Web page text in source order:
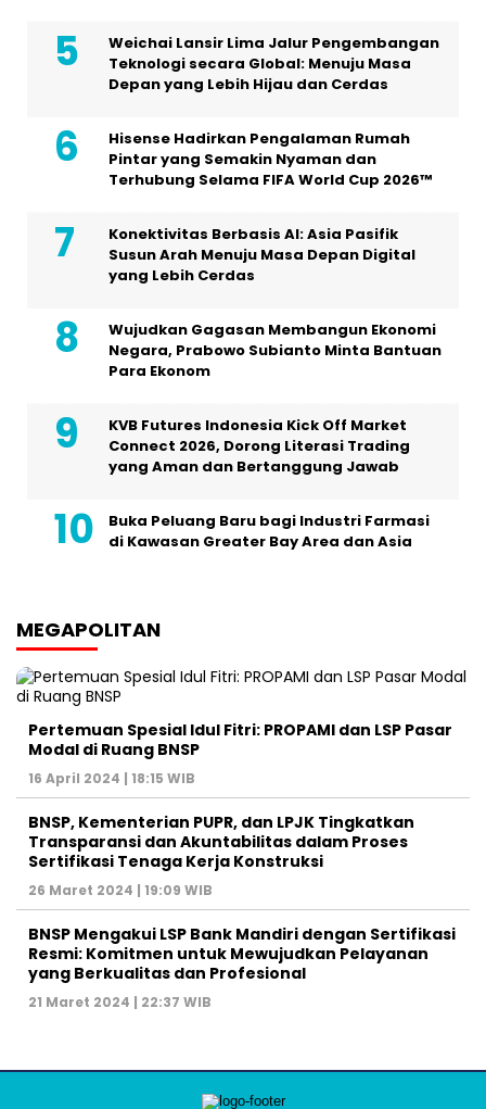
Weichai Lansir Lima Jalur Pengembangan
Teknologi secara Global: Menuju Masa
Depan yang Lebih Hijau dan Cerdas
Hisense Hadirkan Pengalaman Rumah
Pintar yang Semakin Nyaman dan
Terhubung Selama FIFA World Cup 2026™
Konektivitas Berbasis AI: Asia Pasifik
Susun Arah Menuju Masa Depan Digital
yang Lebih Cerdas
Wujudkan Gagasan Membangun Ekonomi
Negara, Prabowo Subianto Minta Bantuan
Para Ekonom
KVB Futures Indonesia Kick Off Market
Connect 2026, Dorong Literasi Trading
yang Aman dan Bertanggung Jawab
Buka Peluang Baru bagi Industri Farmasi
di Kawasan Greater Bay Area dan Asia
MEGAPOLITAN
Pertemuan Spesial Idul Fitri: PROPAMI dan LSP Pasar
Modal di Ruang BNSP
16 April 2024 | 18:15 WIB
BNSP, Kementerian PUPR, dan LPJK Tingkatkan
Transparansi dan Akuntabilitas dalam Proses
Sertifikasi Tenaga Kerja Konstruksi
26 Maret 2024 | 19:09 WIB
BNSP Mengakui LSP Bank Mandiri dengan Sertifikasi
Resmi: Komitmen untuk Mewujudkan Pelayanan
yang Berkualitas dan Profesional
21 Maret 2024 | 22:37 WIB